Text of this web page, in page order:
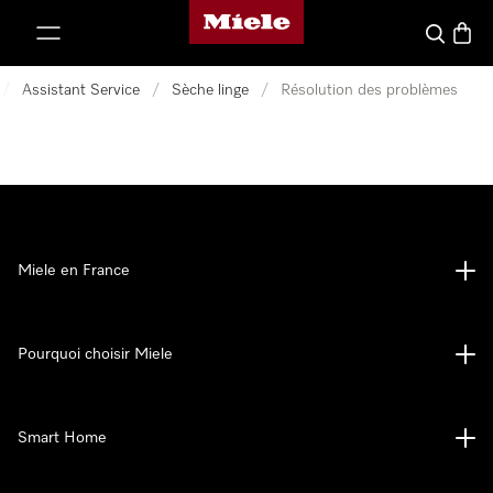
Page d'accueil Miele
Search
Assistant Service / Sèche linge / Résolution des problèmes
Miele en France
Pourquoi choisir Miele
Smart Home